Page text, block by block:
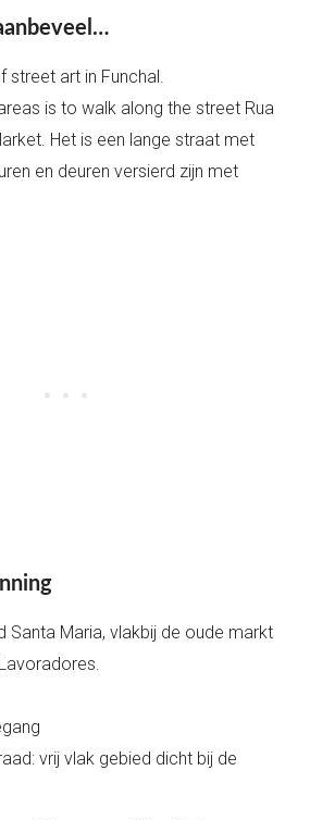
street art in Funchal.
is to walk along the street Rua
Het is een lange straat met
en deuren versierd zijn met
Santa Maria, vlakbij de oude markt
vrij vlak gebied dicht bij de